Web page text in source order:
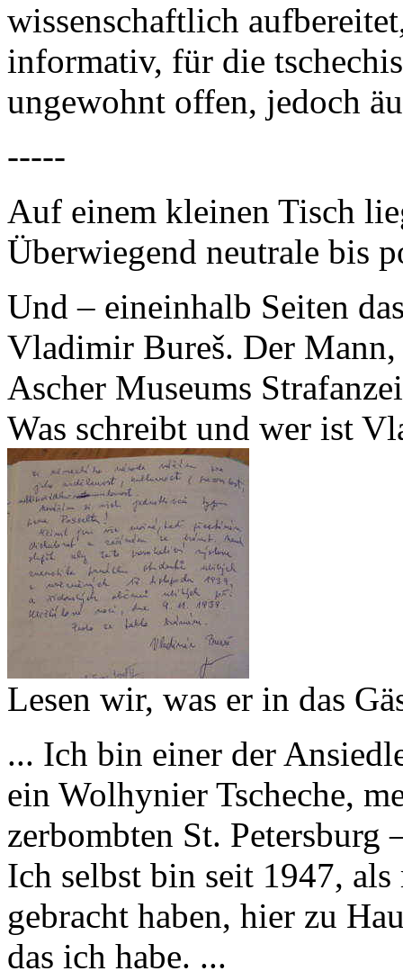
wissenschaftlich
informativ, für die
ungewohnt offen, jedoch
-----
Auf einem kleinen Tisch
Überwiegend neutrale bis
Und – eineinhalb Seiten
Vladimir Bureš. Der
Ascher Museums
Was schreibt und wer ist
Lesen wir, was er in das
... Ich bin einer der
ein Wolhynier Tscheche,
zerbombten St. Petersburg
Ich selbst bin seit 1947,
gebracht haben, hier zu
das ich habe. ...